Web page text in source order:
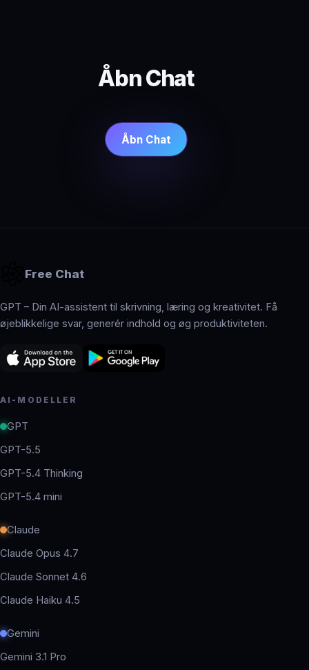
Åbn Chat
Åbn Chat
Free Chat
GPT – Din AI-assistent til skrivning, læring og kreativitet. Få
øjeblikkelige svar, generér indhold og øg produktiviteten.
AI-MODELLER
GPT
GPT-5.5
GPT-5.4 Thinking
GPT-5.4 mini
Claude
Claude Opus 4.7
Claude Sonnet 4.6
Claude Haiku 4.5
Gemini
Gemini 3.1 Pro